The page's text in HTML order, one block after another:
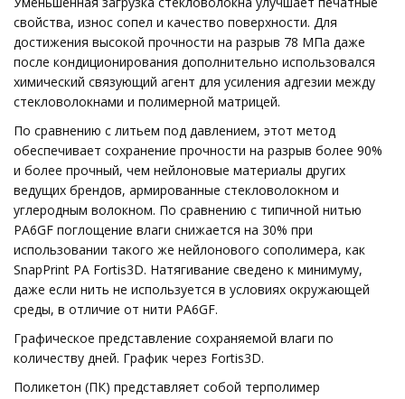
свойства, износ сопел и качество поверхности. Для
достижения высокой прочности на разрыв 78 МПа даже
после кондиционирования дополнительно использовался
химический связующий агент для усиления адгезии между
стекловолокнами и полимерной матрицей.
По сравнению с литьем под давлением, этот метод
обеспечивает сохранение прочности на разрыв более 90%
и более прочный, чем нейлоновые материалы других
ведущих брендов, армированные стекловолокном и
углеродным волокном. По сравнению с типичной нитью
PA6GF поглощение влаги снижается на 30% при
использовании такого же нейлонового сополимера, как
SnapPrint PA Fortis3D. Натягивание сведено к минимуму,
даже если нить не используется в условиях окружающей
среды, в отличие от нити PA6GF.
Графическое представление сохраняемой влаги по
количеству дней. График через Fortis3D.
Поликетон (ПК) представляет собой терполимер